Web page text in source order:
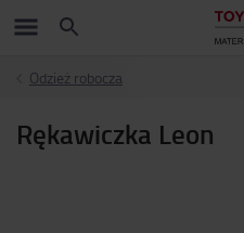
Odzież robocza
Rękawiczka Leon